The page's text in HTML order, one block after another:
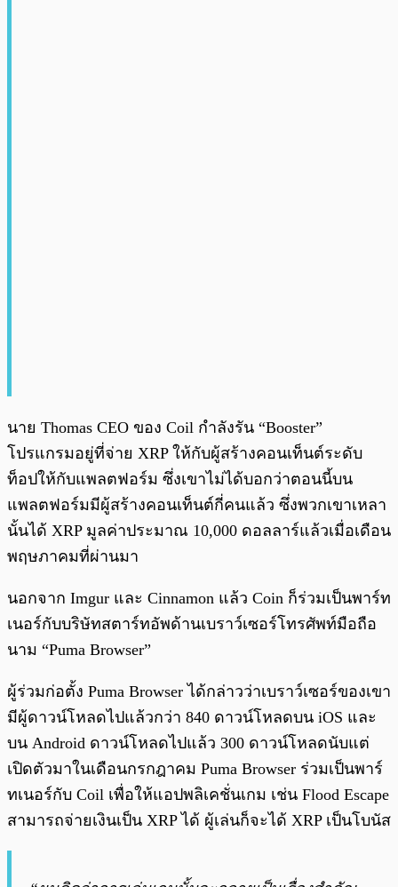
นาย Thomas CEO ของ Coil กำลังรัน “Booster”
โปรแกรมอยู่ที่จ่าย XRP ให้กับผู้สร้างคอนเท็นต์ระดับ
ท็อปให้กับแพลตฟอร์ม ซึ่งเขาไม่ได้บอกว่าตอนนี้บน
แพลตฟอร์มมีผู้สร้างคอนเท็นต์กี่คนแล้ว ซึ่งพวกเขาเหลา
นั้นได้ XRP มูลค่าประมาณ 10,000 ดอลลาร์แล้วเมื่อเดือน
พฤษภาคมที่ผ่านมา
นอกจาก Imgur และ Cinnamon แล้ว Coin ก็ร่วมเป็นพาร์ท
เนอร์กับบริษัทสตาร์ทอัพด้านเบราว์เซอร์โทรศัพท์มือถือ
นาม “Puma Browser”
ผู้ร่วมก่อตั้ง Puma Browser ได้กล่าวว่าเบราว์เซอร์ของเขา
มีผู้ดาวน์โหลดไปแล้วกว่า 840 ดาวน์โหลดบน iOS และ
บน Android ดาวน์โหลดไปแล้ว 300 ดาวน์โหลดนับแต่
เปิดตัวมาในเดือนกรกฎาคม Puma Browser ร่วมเป็นพาร์
ทเนอร์กับ Coil เพื่อให้แอปพลิเคชั่นเกม เช่น Flood Escape
สามารถจ่ายเงินเป็น XRP ได้ ผู้เล่นก็จะได้ XRP เป็นโบนัส